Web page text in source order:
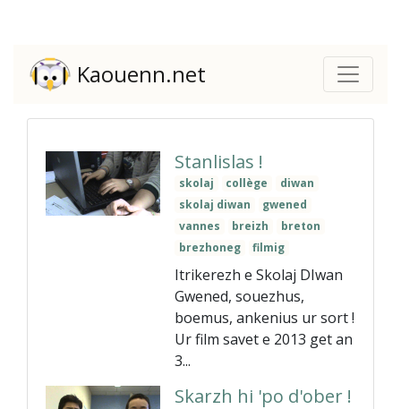
Kaouenn.net
Stanlislas !
skolaj collège
diwan
skolaj diwan
gwened
vannes
breizh
breton
brezhoneg
filmig
Itrikerezh e Skolaj DIwan
Gwened, souezhus,
boemus, ankenius ur sort !
Ur film savet e 2013 get an
3...
Skarzh hi 'po d'ober !